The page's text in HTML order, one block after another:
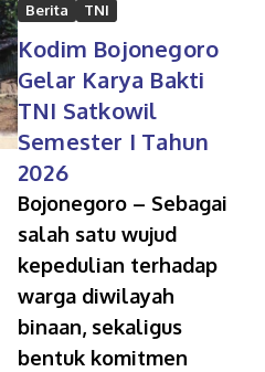
Berita TNI
Kodim Bojonegoro
Gelar Karya Bakti
TNI Satkowil
Semester I Tahun
2026
Bojonegoro – Sebagai
salah satu wujud
kepedulian terhadap
warga diwilayah
binaan, sekaligus
bentuk komitmen